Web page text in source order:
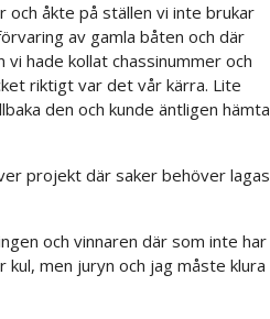
och åkte på ställen vi inte brukar
av gamla båten och där
hade kollat chassinummer och
riktigt var det vår kärra. Lite
den och kunde äntligen hämta
projekt där saker behöver lagas
och vinnaren där som inte har
men juryn och jag måste klura